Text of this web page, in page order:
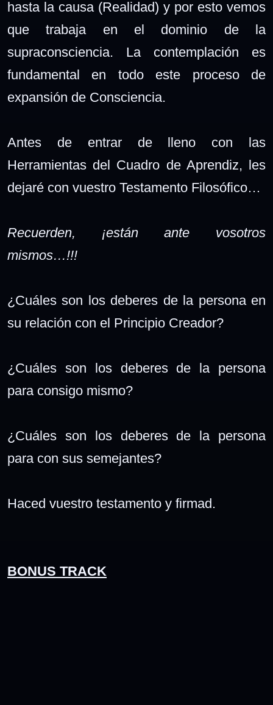
hasta la causa (Realidad) y por esto vemos
que trabaja en el dominio de la
supraconsciencia. La contemplación es
fundamental en todo este proceso de
expansión de Consciencia.
Antes de entrar de lleno con las
Herramientas del Cuadro de Aprendiz, les
dejaré con vuestro Testamento Filosófico…
Recuerden, ¡están ante vosotros
mismos…!!!
¿Cuáles son los deberes de la persona en
su relación con el Principio Creador?
¿Cuáles son los deberes de la persona
para consigo mismo?
¿Cuáles son los deberes de la persona
para con sus semejantes?
Haced vuestro testamento y firmad.
BONUS TRACK